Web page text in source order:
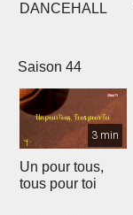
DANCEHALL
Saison 44
3 min
Un pour tous,
tous pour toi